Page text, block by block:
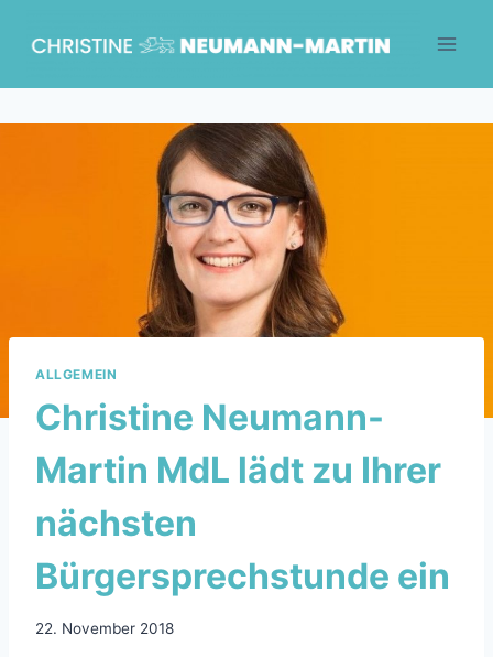
ALLGEMEIN
Christine Neumann-
Martin MdL lädt zu Ihrer
nächsten
Bürgersprechstunde ein
22. November 2018